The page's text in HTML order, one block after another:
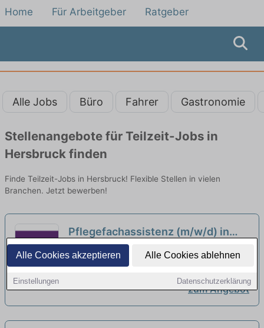
Alle Cookies akzeptieren Alle Cookies ablehnen
Einstellungen Datenschutzerklärung
Home Für Arbeitgeber Ratgeber
Alle Jobs Büro Fahrer Gastronomie
Stellenangebote für Teilzeit-Jobs in
Hersbruck finden
Finde Teilzeit-Jobs in Hersbruck! Flexible Stellen in vielen
Branchen. Jetzt bewerben!
Pflegefachassistenz (m/w/d) in
Teilzeit - Hier finden Sie Ihren Job
fürs Leben!
Karl-Heller-Stift | Röthenbach an der Pegnitz
zum Angebot